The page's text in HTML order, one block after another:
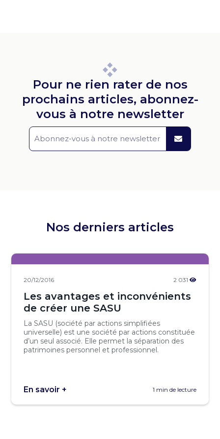
Pour ne rien rater de nos
prochains articles, abonnez-
vous à notre newsletter
Nos derniers articles
20/12/2016 2 031
Les avantages et inconvénients
de créer une SASU
La SASU (société par actions simplifiées
universelle) est une société par actions constituée
d’un seul associé. Elle permet la séparation des
patrimoines personnel et professionnel.
En savoir + 1 min de lecture